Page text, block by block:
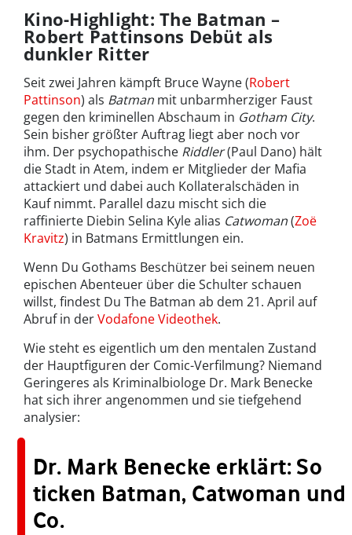
Kino-Highlight: The Batman –
Robert Pattinsons Debüt als
dunkler Ritter
Seit zwei Jahren kämpft Bruce Wayne (Robert
Pattinson) als Batman mit unbarmherziger Faust
gegen den kriminellen Abschaum in Gotham City.
Sein bisher größter Auftrag liegt aber noch vor
ihm. Der psychopathische Riddler(Paul Dano) hält
die Stadt in Atem, indem er Mitglieder der Mafia
attackiert und dabei auch Kollateralschäden in
Kauf nimmt. Parallel dazu mischt sich die
raffinierte Diebin Selina Kyle alias Catwoman(Zoë
Kravitz) in Batmans Ermittlungen ein.
Wenn Du Gothams Beschützer bei seinem neuen
epischen Abenteuer über die Schulter schauen
willst, findest Du The Batman ab dem 21. April auf
Abruf in derVodafone Videothek.
Wie steht es eigentlich um den mentalen Zustand
der Hauptfiguren der Comic-Verfilmung? Niemand
Geringeres als Kriminalbiologe Dr. Mark Benecke
hat sich ihrer angenommen und sie tiefgehend
analysier:
Dr. Mark Benecke erklärt: So
ticken Batman, Catwoman und
Co.